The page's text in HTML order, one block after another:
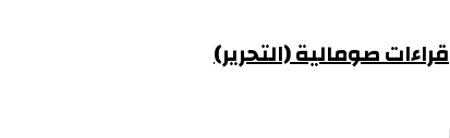
قراءات صومالية (التحرير)